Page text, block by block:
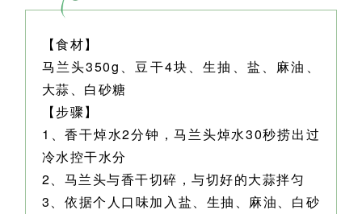
【食材】
马兰头350g、豆干4块、生抽、盐、麻油、
大蒜、白砂糖
【步骤】
1、香干焯水2分钟，马兰头焯水30秒捞出过
冷水控干水分
2、马兰头与香干切碎，与切好的大蒜拌匀
3、依据个人口味加入盐、生抽、麻油、白砂